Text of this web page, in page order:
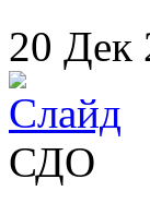
20 Дек
СДО